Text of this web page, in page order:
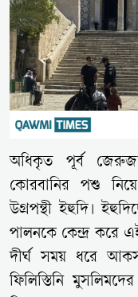
অধিকৃত পূর্ব
কোরবানির পশু
উগ্রপন্থী ইহুদি।
পালনকে কেন্দ্র করে
দীর্ঘ সময় ধরে
ফিলিস্তিনি